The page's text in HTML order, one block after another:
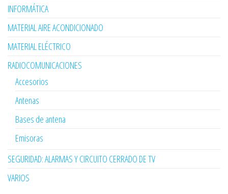
INFORMÁTICA
MATERIAL AIRE ACONDICIONADO
MATERIAL ELÉCTRICO
RADIOCOMUNICACIONES
Accesorios
Antenas
Bases de antena
Emisoras
SEGURIDAD: ALARMAS Y CIRCUITO CERRADO DE TV
VARIOS